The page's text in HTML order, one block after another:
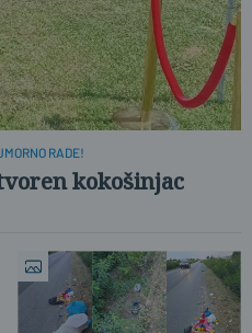
RADE!
kokošinjac